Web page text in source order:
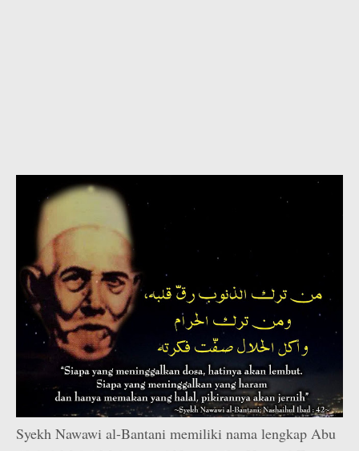
Syekh Nawawi al-Bantani memiliki nama lengkap Abu